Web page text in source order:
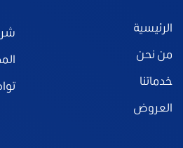
الرئيسية
من نحن
خدماتنا
العروض